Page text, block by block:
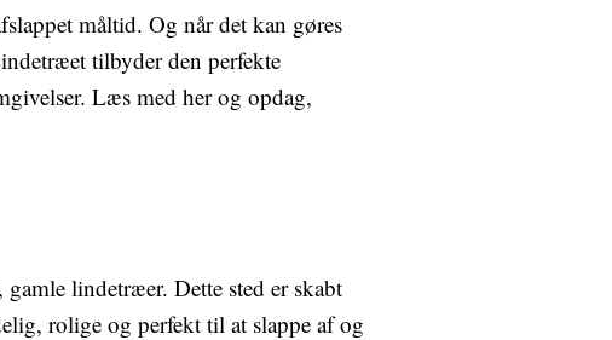
måltid. Og når det kan gøres
tilbyder den perfekte
Læs med her og opdag,
lindetræer. Dette sted er skabt
rolige og perfekt til at slappe af og